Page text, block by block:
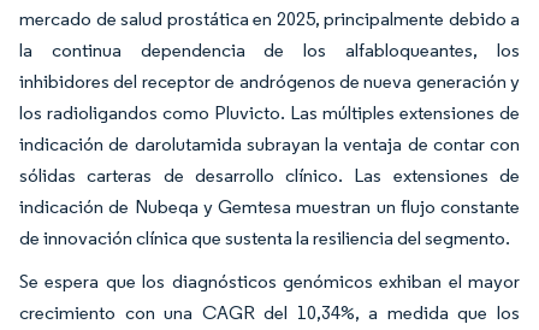
mercado de salud prostática en 2025, principalmente debido a
la continua dependencia de los alfabloqueantes, los
inhibidores del receptor de andrógenos de nueva generación y
los radioligandos como Pluvicto. Las múltiples extensiones de
indicación de darolutamida subrayan la ventaja de contar con
sólidas carteras de desarrollo clínico. Las extensiones de
indicación de Nubeqa y Gemtesa muestran un flujo constante
de innovación clínica que sustenta la resiliencia del segmento.
Se espera que los diagnósticos genómicos exhiban el mayor
crecimiento con una CAGR del 10,34%, a medida que los